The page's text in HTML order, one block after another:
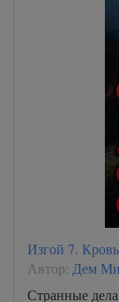
Изгой 7.
Автор: Дем
Странные